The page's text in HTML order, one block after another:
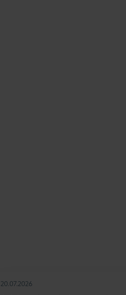
20.07.2026